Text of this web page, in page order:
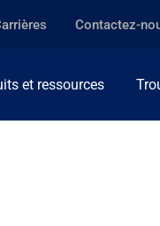
Contactez-
et ressources